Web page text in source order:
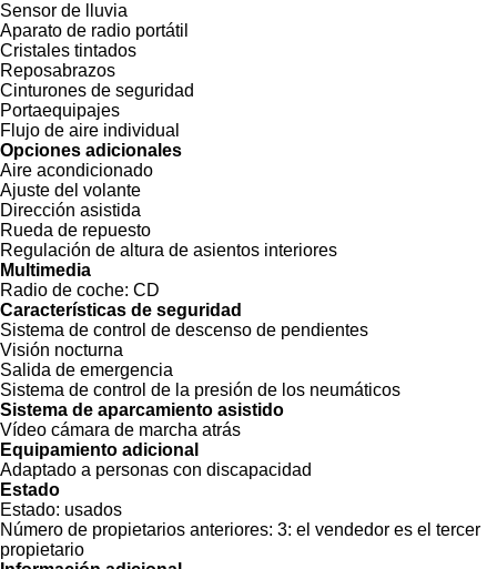
Sensor de lluvia
Aparato de radio portátil
Cristales tintados
Reposabrazos
Cinturones de seguridad
Portaequipajes
Flujo de aire individual
Opciones adicionales
Aire acondicionado
Ajuste del volante
Dirección asistida
Rueda de repuesto
Regulación de altura de asientos interiores
Multimedia
Radio de coche: CD
Características de seguridad
Sistema de control de descenso de pendientes
Visión nocturna
Salida de emergencia
Sistema de control de la presión de los neumáticos
Sistema de aparcamiento asistido
Vídeo cámara de marcha atrás
Equipamiento adicional
Adaptado a personas con discapacidad
Estado
Estado: usados
Número de propietarios anteriores: 3: el vendedor es el tercer
propietario